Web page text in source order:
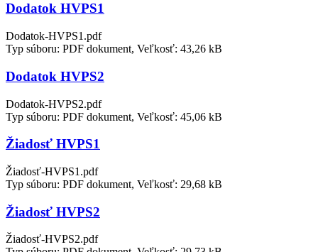
Dodatok HVPS1
Dodatok-HVPS1.pdf
Typ súboru: PDF dokument, Veľkosť: 43,26 kB
Dodatok HVPS2
Dodatok-HVPS2.pdf
Typ súboru: PDF dokument, Veľkosť: 45,06 kB
Žiadosť HVPS1
Žiadosť-HVPS1.pdf
Typ súboru: PDF dokument, Veľkosť: 29,68 kB
Žiadosť HVPS2
Žiadosť-HVPS2.pdf